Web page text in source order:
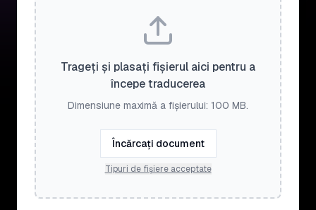
Trageți și plasați fișierul aici pentru a
începe traducerea
Dimensiune maximă a fișierului: 100 MB.
Încărcați document
Tipuri de fișiere acceptate